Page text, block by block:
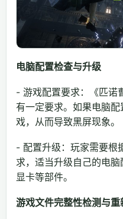
电脑配置检查与升级
- 游戏配置要求：《匹诺
有一定要求。如果电脑
戏，从而导致黑屏现象。
- 配置升级：玩家需要根
求，适当升级自己的电
显卡等部件。
游戏文件完整性检测与重